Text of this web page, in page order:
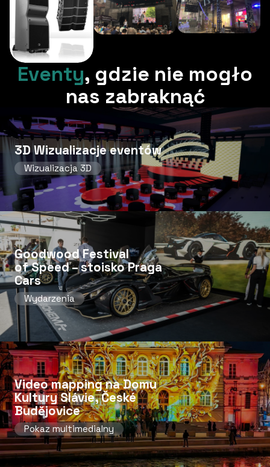
Eventy, gdzie nie mogło
nas zabraknąć
3D Wizualizacje eventów
Wizualizacja 3D
Goodwood Festival
of Speed ​​– stoisko Praga
Cars
Wydarzenia
Video mapping na Domu
Kultury Slávie, České
Budějovice
Pokaz multimedialny